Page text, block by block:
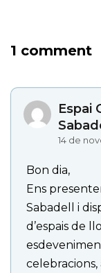
1 comment
Espai
14 de
Bon dia,
Ens
Sabadell i
d’espais de